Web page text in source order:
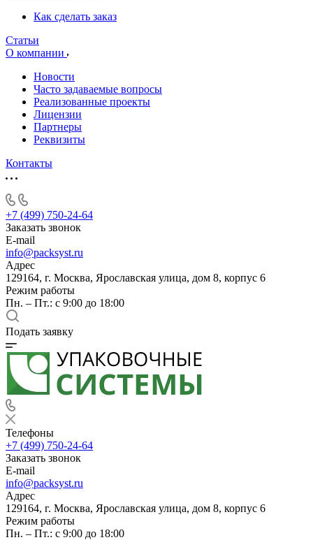
Как сделать заказ
Статьи
О компании
Новости
Часто задаваемые вопросы
Реализованные проекты
Лицензии
Партнеры
Реквизиты
Контакты
+7 (499) 750-24-64
Заказать звонок
E-mail
info@packsyst.ru
Адрес
129164, г. Москва, Ярославская улица, дом 8, корпус 6
Режим работы
Пн. – Пт.: с 9:00 до 18:00
Подать заявку
Телефоны
+7 (499) 750-24-64
Заказать звонок
E-mail
info@packsyst.ru
Адрес
129164, г. Москва, Ярославская улица, дом 8, корпус 6
Режим работы
Пн. – Пт.: с 9:00 до 18:00